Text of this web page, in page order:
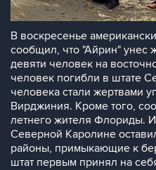
В воскресенье
сообщил, что "Айрин" унес
девяти человек на
человек погибли в штате
человека стали жертвами
Вирджиния. Кроме того,
летнего жителя Флориды.
Северной Каролине
районы, примыкающие к
штат первым принял на